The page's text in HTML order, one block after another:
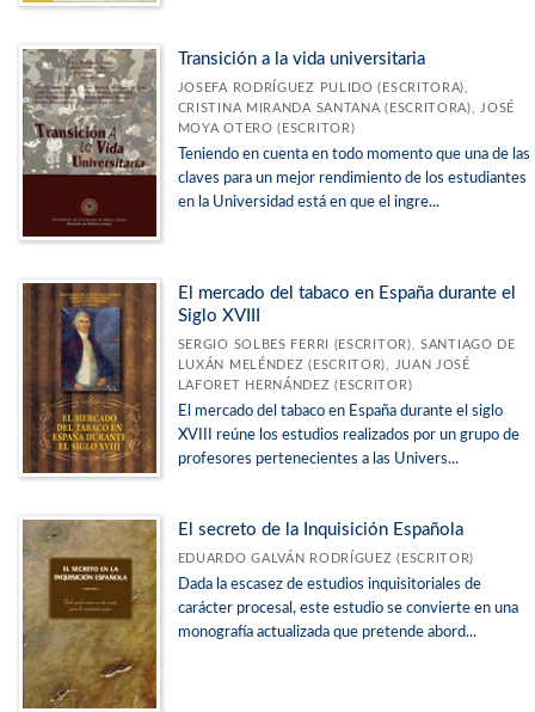
Transición a la vida universitaria
JOSEFA RODRÍGUEZ PULIDO (ESCRITORA),
CRISTINA MIRANDA SANTANA (ESCRITORA), JOSÉ
MOYA OTERO (ESCRITOR)
Teniendo en cuenta en todo momento que una de las
claves para un mejor rendimiento de los estudiantes
en la Universidad está en que el ingre...
El mercado del tabaco en España durante el
Siglo XVIII
SERGIO SOLBES FERRI (ESCRITOR), SANTIAGO DE
LUXÁN MELÉNDEZ (ESCRITOR), JUAN JOSÉ
LAFORET HERNÁNDEZ (ESCRITOR)
El mercado del tabaco en España durante el siglo
XVIII reúne los estudios realizados por un grupo de
profesores pertenecientes a las Univers...
El secreto de la Inquisición Española
EDUARDO GALVÁN RODRÍGUEZ (ESCRITOR)
Dada la escasez de estudios inquisitoriales de
carácter procesal, este estudio se convierte en una
monografía actualizada que pretende abord...